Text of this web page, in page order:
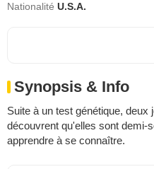
Nationalité U.S.A.
Synopsis & Info
Suite à un test génétique,
découvrent qu'elles sont demi-
apprendre à se connaître.